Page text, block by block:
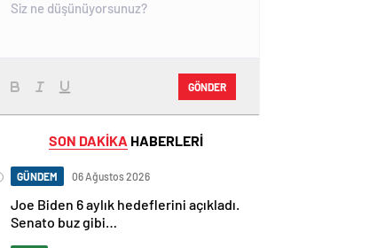
GÖNDER
SON DAKİKA HABERLERİ
GÜNDEM 06 Ağustos 2026
Joe Biden 6 aylık hedeflerini açıkladı.
Senato buz gibi…